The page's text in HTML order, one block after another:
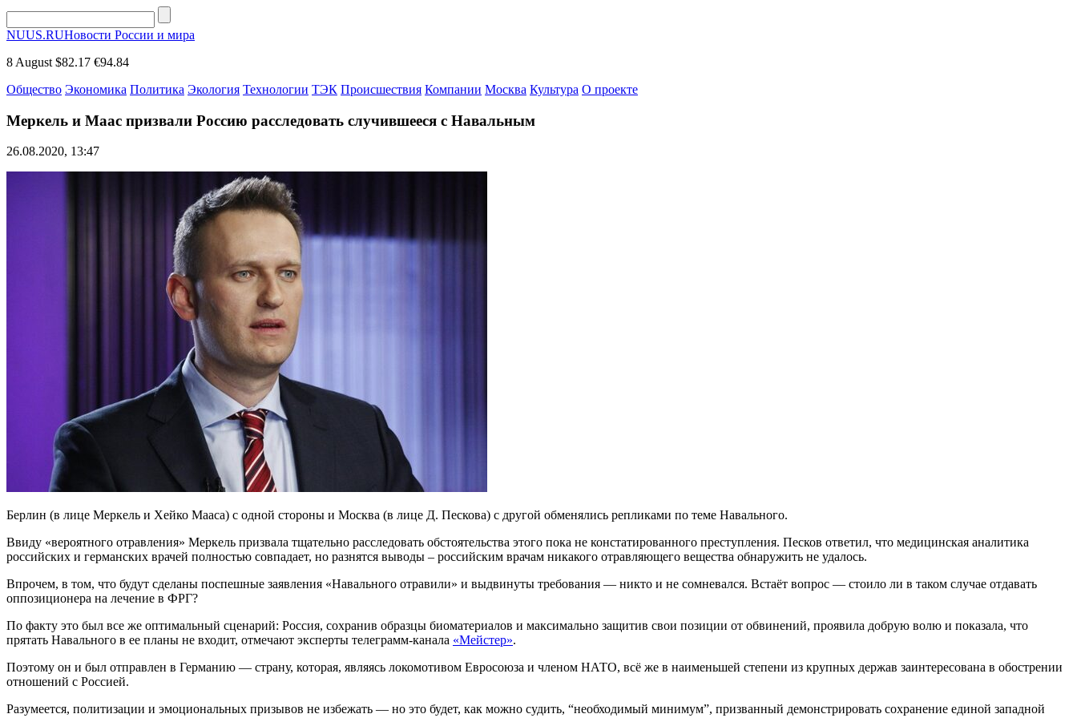
NUUS.RUНовости России и мира
8 August $82.17 €94.84
Общество Экономика Политика Экология Технологии ТЭК Происшествия Компании Москва Культура О проекте
Меркель и Маас призвали Россию расследовать случившееся с Навальным
26.08.2020, 13:47
Берлин (в лице Меркель и Хейко Мааса) с одной стороны и Москва (в лице Д. Пескова) с другой обменялись репликами по теме Навального.
Ввиду «вероятного отравления» Меркель призвала тщательно расследовать обстоятельства этого пока не констатированного преступления. Песков ответил, что медицинская аналитика
российских и германских врачей полностью совпадает, но разнятся выводы – российским врачам никакого отравляющего вещества обнаружить не удалось.
Впрочем, в том, что будут сделаны поспешные заявления «Навального отравили» и выдвинуты требования — никто и не сомневался. Встаёт вопрос — стоило ли в таком случае отдавать
оппозиционера на лечение в ФРГ?
По факту это был все же оптимальный сценарий: Россия, сохранив образцы биоматериалов и максимально защитив свои позиции от обвинений, проявила добрую волю и показала, что
прятать Навального в ее планы не входит, отмечают эксперты телеграмм-канала «Мейстер».
Поэтому он и был отправлен в Германию — страну, которая, являясь локомотивом Евросоюза и членом НАТО, всё же в наименьшей степени из крупных держав заинтересована в обострении
отношений с Россией.
Разумеется, политизации и эмоциональных призывов не избежать — но это будет, как можно судить, “необходимый минимум”, призванный демонстрировать сохранение единой западной